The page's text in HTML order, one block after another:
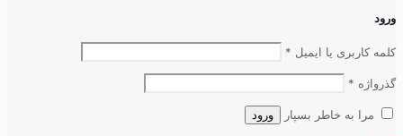
ورود
کلمه کاربری یا ایمیل *
گذرواژه *
مرا به خاطر بسپار ورود